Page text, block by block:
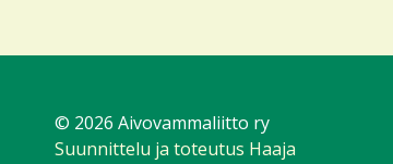
© 2026 Aivovammaliitto ry
Suunnittelu ja toteutus Haaja